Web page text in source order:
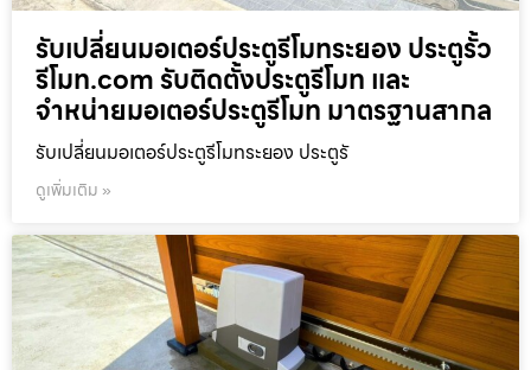
รับเปลี่ยนมอเตอร์ประตูรีโมทระยอง ประตูรั้ว
รีโมท.com รับติดตั้งประตูรีโมท และ
จำหน่ายมอเตอร์ประตูรีโมท มาตรฐานสากล
รับเปลี่ยนมอเตอร์ประตูรีโมทระยอง ประตูรั
ดูเพิ่มเติม »